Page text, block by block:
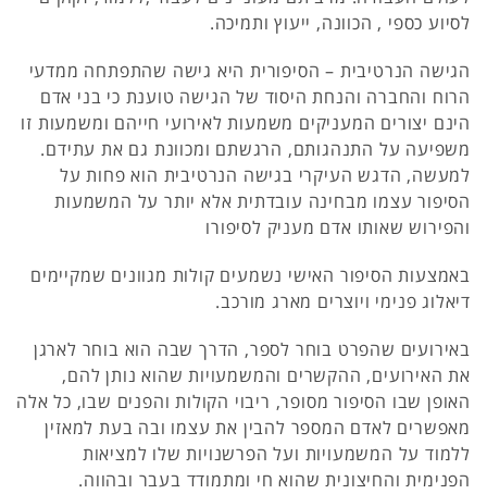
לסיוע כספי , הכוונה, ייעוץ ותמיכה.
הגישה הנרטיבית – הסיפורית היא גישה שהתפתחה ממדעי
הרוח והחברה והנחת היסוד של הגישה טוענת כי בני אדם
הינם יצורים המעניקים משמעות לאירועי חייהם ומשמעות זו
משפיעה על התנהגותם, הרגשתם ומכוונת גם את עתידם.
למעשה, הדגש העיקרי בגישה הנרטיבית הוא פחות על
הסיפור עצמו מבחינה עובדתית אלא יותר על המשמעות
והפירוש שאותו אדם מעניק לסיפורו
באמצעות הסיפור האישי נשמעים קולות מגוונים שמקיימים
דיאלוג פנימי ויוצרים מארג מורכב.
באירועים שהפרט בוחר לספר, הדרך שבה הוא בוחר לארגן
את האירועים, ההקשרים והמשמעויות שהוא נותן להם,
האופן שבו הסיפור מסופר, ריבוי הקולות והפנים שבו, כל אלה
מאפשרים לאדם המספר להבין את עצמו ובה בעת למאזין
ללמוד על המשמעויות ועל הפרשנויות שלו למציאות
הפנימית והחיצונית שהוא חי ומתמודד בעבר ובהווה.